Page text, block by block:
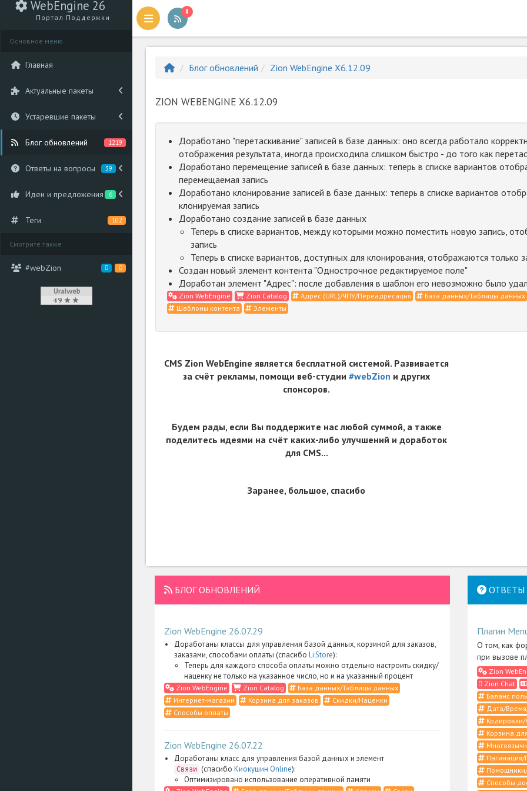
WebEngine 26
Портал Поддержки
Основное меню
Главная
Актуальные пакеты
Устаревшие пакеты
Блог обновлений 1219
Ответы на вопросы 39
Идеи и предложения 6
Теги 102
Смотрите также
#webZion
8
Блог обновлений Zion WebEngine X6.12.09
ZION WEBENGINE X6.12.09
Доработано "перетаскивание" записей в базе данных: оно всегда работало
отображения результата, иногда происходила слишком быстро - до того как
Доработано перемещение записей в базе данных: теперь в списке вариантов
перемещаемая запись
Доработано клонирование записей в базе данных: теперь в списке вариантов
клонируемая запись
Доработано создание записей в базе данных
Теперь в списке вариантов, между которыми можно поместить новую запись,
запись
Теперь в списке вариантов, доступных для клонирования, отображаются только
Создан новый элемент контента "Однострочное редактируемое поле"
Доработан элемент "Адрес": после добавления в шаблон его невозможно было
Zion WebEngine Zion Catalog Адрес (URL)/ЧПУ/Переадресация База данных/Таблицы данных
Шаблоны контента
Элементы
CMS Zion WebEngine является бесплатной системой. Развивается
за счёт рекламы, помощи веб-студии #webZion и других
спонсоров.
Будем рады, если Вы поддержите нас любой суммой, а также
поделитесь идеями на счёт каких-либо улучшений и доработок
для CMS...
Заранее, большое, спасибо
БЛОГ ОБНОВЛЕНИЙ
Zion WebEngine 26.07.29
Доработаны классы для управления базой данных, корзиной для заказов,
заказами, способами оплаты (спасибо Li:Store):
Теперь для каждого способа оплаты можно отдельно настроить скидку/
наценку не только на указанное число, но и на указанный процент
Zion WebEngine Zion Catalog
База данных/Таблицы данных
Интернет-магазин
Корзина для заказов
Скидки/Наценки
Способы оплаты
Zion WebEngine 26.07.22
Доработаны класс для управления базой данных и элемент
Связи (спасибо Киокушин Online):
Оптимизировано использование оперативной памяти
Плагин
О том, как
при вызове
Zion
Zion Chat
Баланс
Дата/
Корзина
Способы